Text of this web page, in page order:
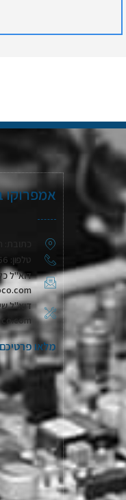
טלפון: 074-708-71-66
דוא"ל
דוא"ל
מלאו